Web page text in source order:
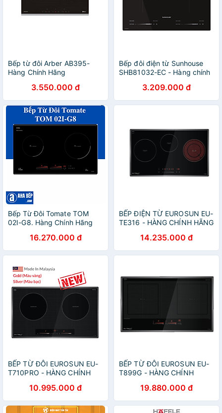
Bếp từ đôi Arber AB395-
Hàng Chính Hãng
3.550.000 đ
Bếp đôi điện từ Sunhouse
SHB81032-EC - Hàng chính
3.209.000 đ
Bếp Từ Đôi Tomate TOM
02I-G8. Hàng Chính Hãng
16.270.000 đ
BẾP ĐIỆN TỪ EUROSUN EU-
TE316 - HÀNG CHÍNH HÃNG
14.235.000 đ
BẾP TỪ ĐÔI EUROSUN EU-
T710PRO - HÀNG CHÍNH
10.995.000 đ
BẾP TỪ ĐÔI EUROSUN EU-
T899G - HÀNG CHÍNH
19.880.000 đ